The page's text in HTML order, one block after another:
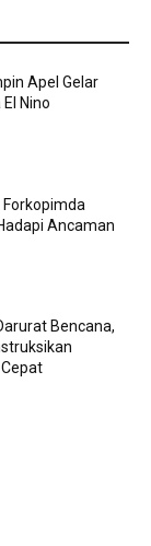
Apel Gelar
Nino
Ancaman
Bencana,